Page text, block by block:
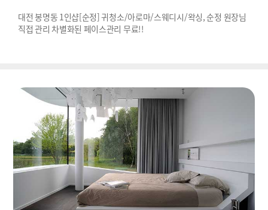
대전 봉명동 1인샵[순정] 귀청소/아로마/스웨디시/왁싱, 순정 원장님
직접 관리 차별화된 페이스관리 무료!!